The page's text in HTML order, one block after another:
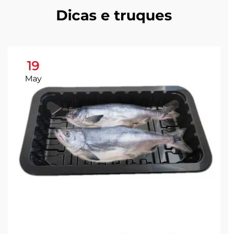
Dicas e truques
19
May